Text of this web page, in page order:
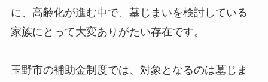
に、高齢化が進む中で、墓じまいを検討している
家族にとって大変ありがたい存在です。
玉野市の補助金制度では、対象となるのは墓じま